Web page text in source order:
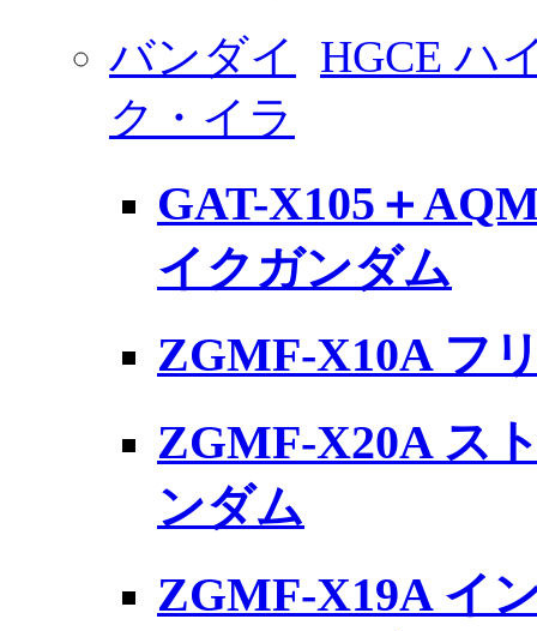
バンダイ
HGCE ハ
ク・イラ
GAT-X105＋
イクガンダム
ZGMF-X10A フ
ZGMF-X20A ス
ンダム
ZGMF-X19A イ